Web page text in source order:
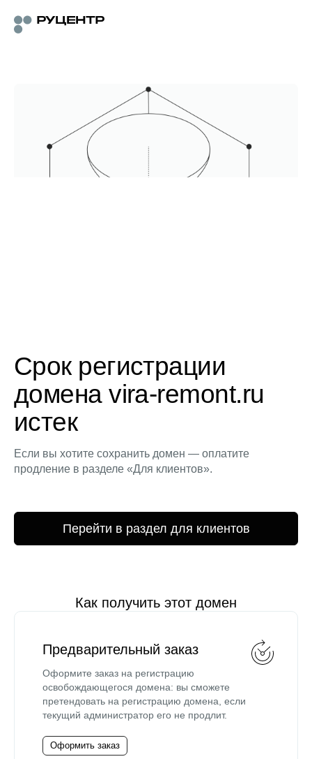
Срок регистрации
домена vira-remont.ru
истек
Если вы хотите сохранить домен — оплатите
продление в разделе «Для клиентов».
Перейти в раздел для клиентов
Как получить этот домен
Предварительный заказ
Оформите заказ на регистрацию
освобождающегося домена: вы сможете
претендовать на регистрацию домена, если
текущий администратор его не продлит.
Оформить заказ